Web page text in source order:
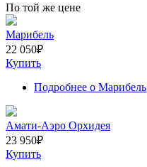
По той же цене
Марибель
22 050₽
Купить
Подробнее о Марибель
Амати-Аэро Орхидея
23 950₽
Купить